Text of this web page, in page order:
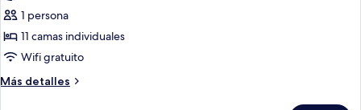
fumadores
de
Dormitorio
compartido,
dormitorio
1 persona
11 camas individuales
Wifi gratuito
Más detalles
Más